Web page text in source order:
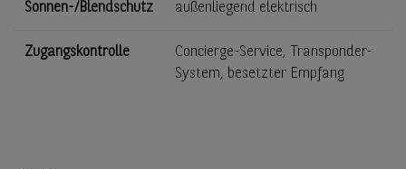
Sonnen-/Blendschutz außenliegend elektrisch
Zugangskontrolle
Concierge-Service, Transponder-
System, besetzter Empfang